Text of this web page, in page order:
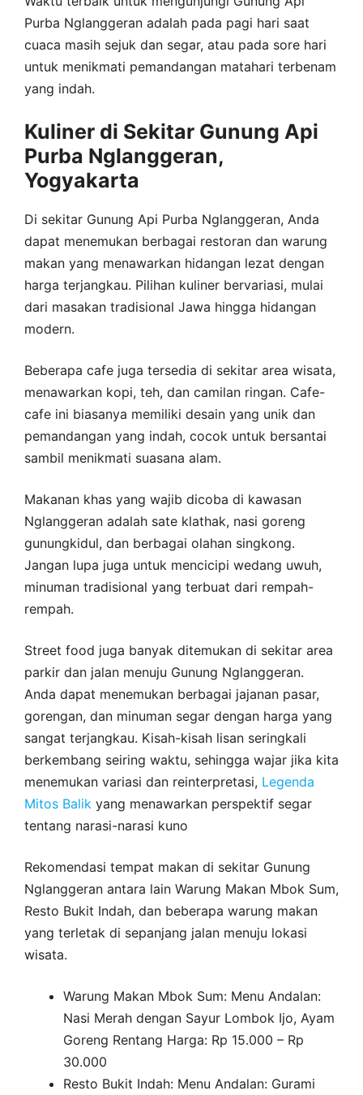
Purba Nglanggeran adalah pada pagi hari saat
cuaca masih sejuk dan segar, atau pada sore hari
untuk menikmati pemandangan matahari terbenam
yang indah.
Kuliner di Sekitar Gunung Api
Purba Nglanggeran,
Yogyakarta
Di sekitar Gunung Api Purba Nglanggeran, Anda
dapat menemukan berbagai restoran dan warung
makan yang menawarkan hidangan lezat dengan
harga terjangkau. Pilihan kuliner bervariasi, mulai
dari masakan tradisional Jawa hingga hidangan
modern.
Beberapa cafe juga tersedia di sekitar area wisata,
menawarkan kopi, teh, dan camilan ringan. Cafe-
cafe ini biasanya memiliki desain yang unik dan
pemandangan yang indah, cocok untuk bersantai
sambil menikmati suasana alam.
Makanan khas yang wajib dicoba di kawasan
Nglanggeran adalah sate klathak, nasi goreng
gunungkidul, dan berbagai olahan singkong.
Jangan lupa juga untuk mencicipi wedang uwuh,
minuman tradisional yang terbuat dari rempah-
rempah.
Street food juga banyak ditemukan di sekitar area
parkir dan jalan menuju Gunung Nglanggeran.
Anda dapat menemukan berbagai jajanan pasar,
gorengan, dan minuman segar dengan harga yang
sangat terjangkau. Kisah-kisah lisan seringkali
berkembang seiring waktu, sehingga wajar jika kita
menemukan variasi dan reinterpretasi, Legenda
Mitos Balik yang menawarkan perspektif segar
tentang narasi-narasi kuno
Rekomendasi tempat makan di sekitar Gunung
Nglanggeran antara lain Warung Makan Mbok Sum,
Resto Bukit Indah, dan beberapa warung makan
yang terletak di sepanjang jalan menuju lokasi
wisata.
Warung Makan Mbok Sum: Menu Andalan:
Nasi Merah dengan Sayur Lombok Ijo, Ayam
Goreng Rentang Harga: Rp 15.000 – Rp
30.000
Resto Bukit Indah: Menu Andalan: Gurami